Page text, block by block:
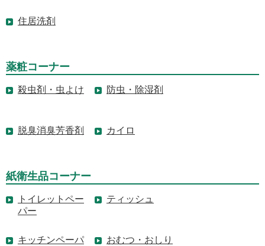
住居洗剤
薬粧コーナー
殺虫剤・虫よけ 防虫・除湿剤
脱臭消臭芳香剤 カイロ
紙衛生品コーナー
トイレットペー
パー
ティッシュ
キッチンペーパ
おむつ・おしり